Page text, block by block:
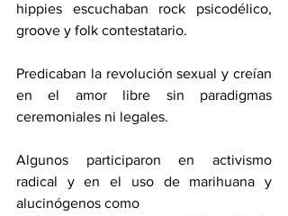
hippies escuchaban rock psicodélico,
groove y folk contestatario.
Predicaban la revolución sexual y creían
en el amor libre sin paradigmas
ceremoniales ni legales.
Algunos participaron en activismo
radical y en el uso de marihuana y
alucinógenos como